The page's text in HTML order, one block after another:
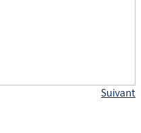
Suivant